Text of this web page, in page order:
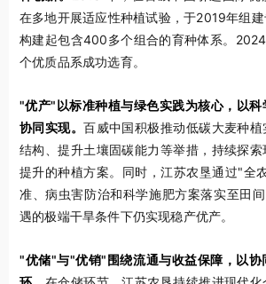
在多地开展适应性种植试验，于2019年组建
构建起包含400多个组合的育种体系。
个优质品系成功选育。
"优产"以标准种植与绿色实践为核心，以
协同实现。百威中国积极推动低碳大麦种
结构、提升土壤固碳能力等举措，持续探
提升的种植方案。同时，江苏农垦通过"全
准、病虫害防治和科学施肥方案落实至田
遇的极端干旱条件下仍实现稳产优产。
"优储"与"优销"围绕流通与收益保障，以协